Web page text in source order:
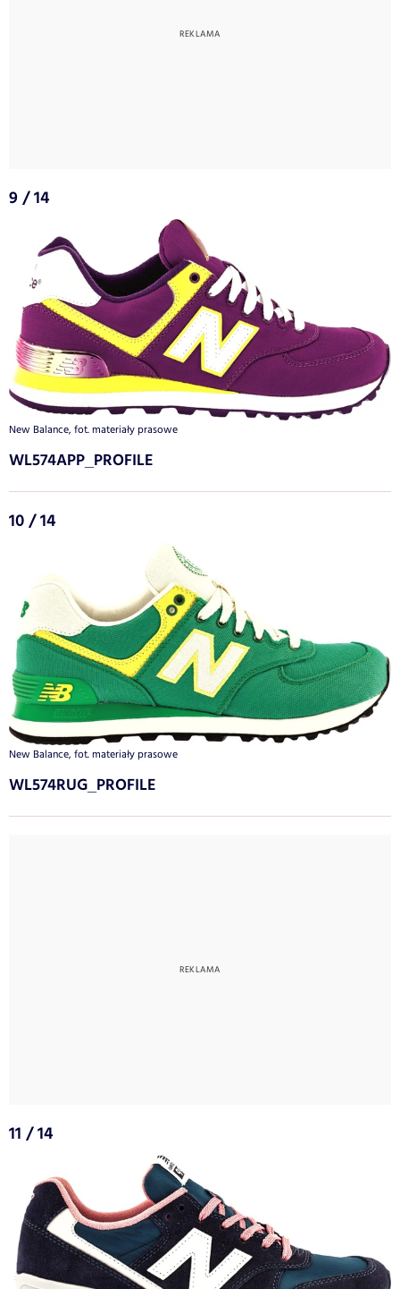
9 / 14
New Balance, fot. materiały prasowe
WL574APP_PROFILE
10 / 14
New Balance, fot. materiały prasowe
WL574RUG_PROFILE
11 / 14